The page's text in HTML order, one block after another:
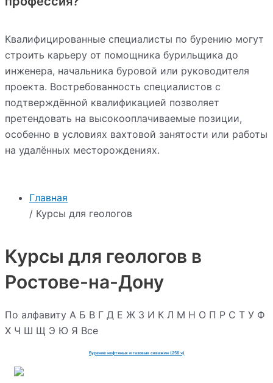
Главная
/ Курсы для геологов
Курсы для геологов в
Ростове-на-Дону
По алфавиту А Б В Г Д Е Ж З И К Л М Н О П Р С Т У Ф
Х Ч Ш Щ Э Ю Я Все
Бурение нефтяных и газовых скважин (256 ч)
Квалифицированные специалисты по бурению могут
строить карьеру от помощника бурильщика до
инженера, начальника буровой или руководителя
проекта. Востребованность специалистов с
подтверждённой квалификацией позволяет
претендовать на высокооплачиваемые позиции,
особенно в условиях вахтовой занятости или работы
на удалённых месторождениях.